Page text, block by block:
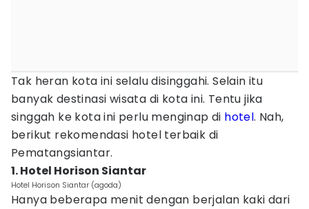
Tak heran kota ini selalu disinggahi. Selain itu
banyak destinasi wisata di kota ini. Tentu jika
singgah ke kota ini perlu menginap di hotel. Nah,
berikut rekomendasi hotel terbaik di
Pematangsiantar.
1. Hotel Horison Siantar
Hotel Horison Siantar (agoda)
Hanya beberapa menit dengan berjalan kaki dari